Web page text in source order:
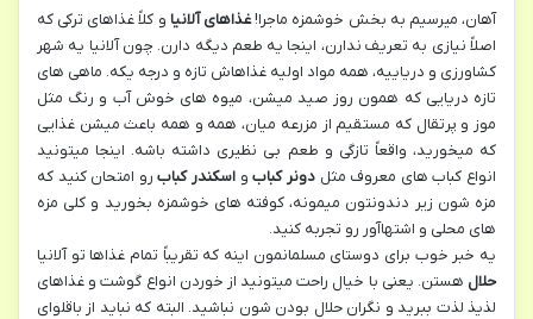
آهان، میرسیم به بخش خوشمزه ماجرا!غذاهای آلانیا و کلاً غذاهای ترکی که
اصلاً نیازی به تعریف ندارن، اینجا یه طعم دیگه دارن. چون آلانیا یه شهر
کشاورزی و دریاییه، همه مواد اولیه غذاهاش تازه و درجه یکه. ماهی های
تازه دریایی که همون روز صید میشن، میوه های خوش آب و رنگ مثل
موز و پرتقال که مستقیم از مزرعه میان، همه و همه باعث میشن غذایی
که میخورید، واقعاً تازگی و طعم بی نظیری داشته باشه. اینجا میتونید
انواع کباب های معروف مثلدونر کبابو اسکندر کبابرو امتحان کنید که
مزه شون زیر دندونتون میمونه، کوفته های خوشمزه بخورید و کلی مزه
های محلی و اشتهاآور رو تجربه کنید.
یه خبر خوب برای دوستای مسلمانمون اینه که تقریباً تمام غذاها تو آلانیا
حلال هستن. یعنی با خیال راحت میتونید از خوردن انواع گوشت و غذاهای
لذیذ لذت ببرید و نگران حلال بودن شون نباشید. البته که نباید از باقلوای